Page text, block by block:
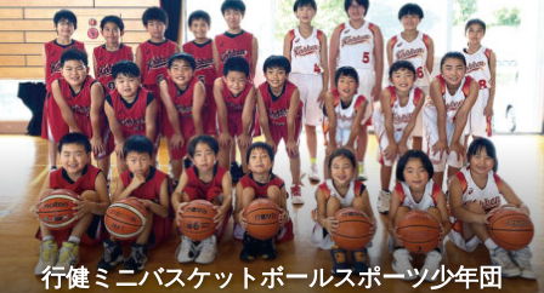
行健ミニバスケットボールスポーツ少年団